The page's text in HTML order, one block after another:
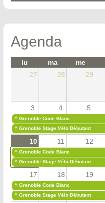
Agenda
lu ma me
27
28 29
3 4 5
« Grenoble Code Blanc
« Grenoble Stage Vélo Débutant
10 11 12
« Grenoble Code Blanc
« Grenoble Stage Vélo Débutant
17 18 19
« Grenoble Code Blanc
« Grenoble Stage Vélo Débutant